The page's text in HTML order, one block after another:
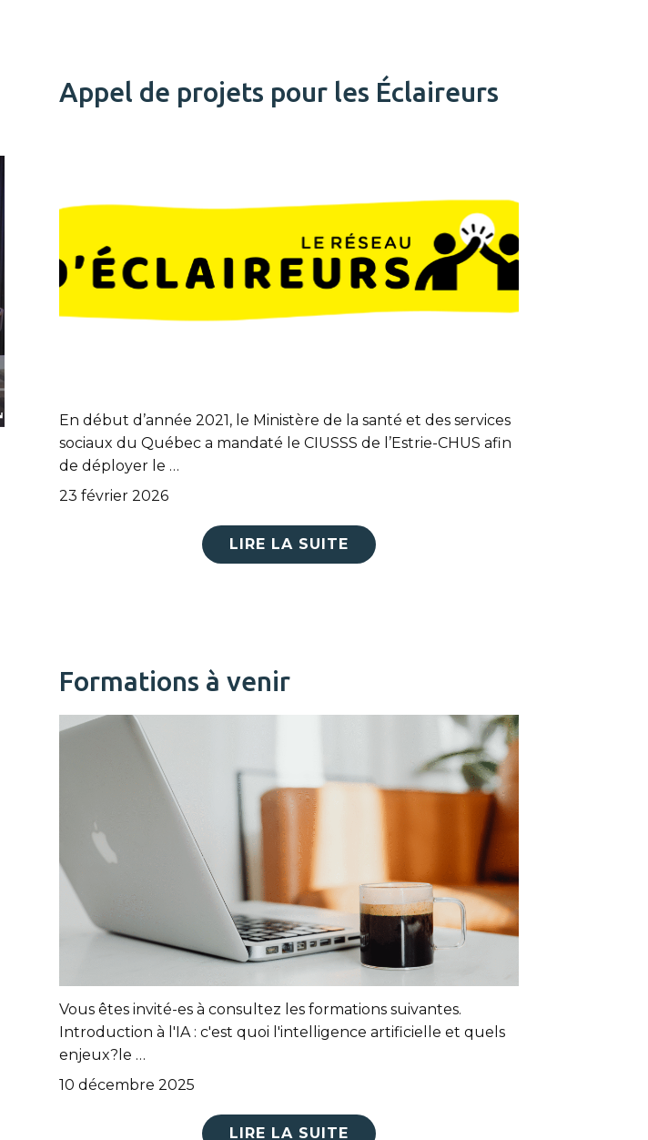
Appel de projets pour les Éclaireurs
En début d’année 2021, le Ministère de la santé et des services
sociaux du Québec a mandaté le CIUSSS de l’Estrie-CHUS afin
de déployer le …
23 février 2026
LIRE LA SUITE
Formations à venir
Vous êtes invité-es à consultez les formations suivantes.
Introduction à l'IA : c'est quoi l'intelligence artificielle et quels
enjeux?le …
10 décembre 2025
LIRE LA SUITE